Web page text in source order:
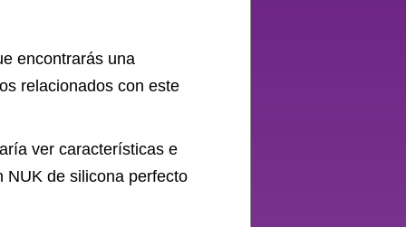
encontrarás una
relacionados con este
ver características e
NUK de silicona perfecto